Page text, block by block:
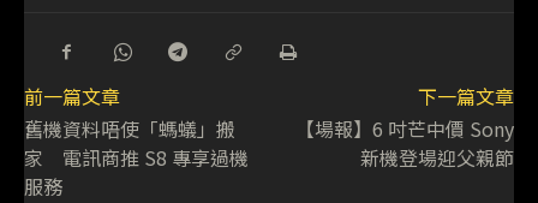
前一篇文章
舊機資料唔使「螞蟻」搬
家 電訊商推 S8 專享過機
服務
下一篇文章
【場報】6 吋芒中價 Sony
新機登場迎父親節